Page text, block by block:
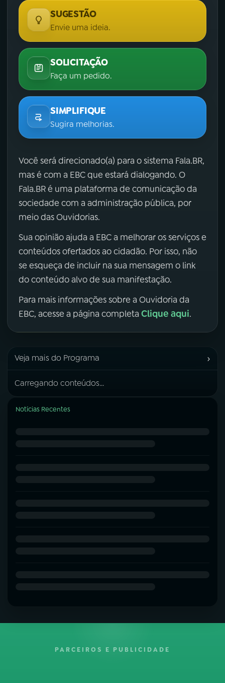
SUGESTÃO
Envie uma ideia.
SOLICITAÇÃO
Faça um pedido.
SIMPLIFIQUE
Sugira melhorias.
Você será direcionado(a) para o sistema Fala.BR,
mas é com a EBC que estará dialogando. O
Fala.BR é uma plataforma de comunicação da
sociedade com a administração pública, por
meio das Ouvidorias.
Sua opinião ajuda a EBC a melhorar os serviços e
conteúdos ofertados ao cidadão. Por isso, não
se esqueça de incluir na sua mensagem o link
do conteúdo alvo de sua manifestação.
Para mais informações sobre a Ouvidoria da
EBC, acesse a página completa Clique aqui.
Veja mais do Programa ›
Carregando conteúdos...
Notícias Recentes
PARCEIROS E PUBLICIDADE